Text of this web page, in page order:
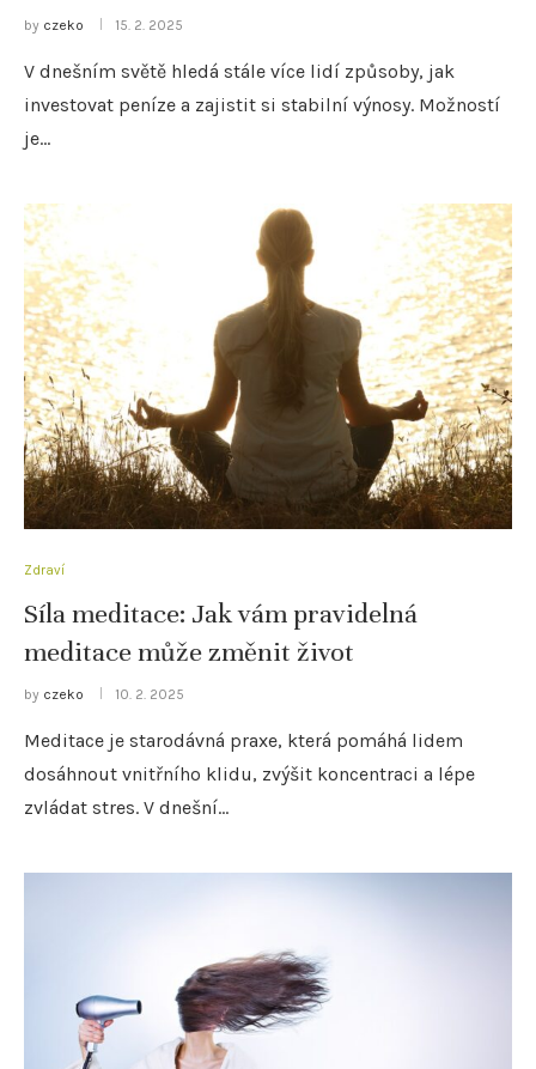
by czeko 15. 2. 2025
V dnešním světě hledá stále více lidí způsoby, jak
investovat peníze a zajistit si stabilní výnosy. Možností
je…
Zdraví
Síla meditace: Jak vám pravidelná
meditace může změnit život
by czeko 10. 2. 2025
Meditace je starodávná praxe, která pomáhá lidem
dosáhnout vnitřního klidu, zvýšit koncentraci a lépe
zvládat stres. V dnešní…